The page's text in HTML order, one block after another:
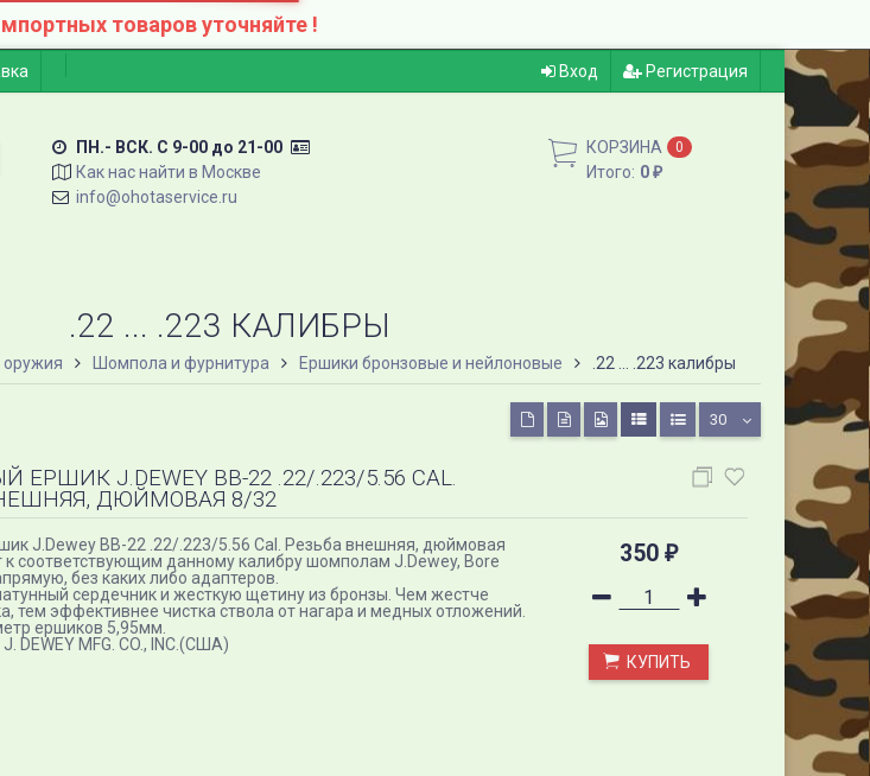
товаров уточняйте !
Вход Регистрация
ПН.- ВСК. C 9-00 до 21-00
Как нас найти в Москве
info@ohotaservice.ru
КОРЗИНА 0
Итого: 0 ₽
.22 ... .223 КАЛИБРЫ
оружия Шомпола и фурнитура Ершики бронзовые и нейлоновые .22 ... .223 калибры
30
ЕРШИК J.DEWEY BB-22 .22/.223/5.56 CAL.
ДЮЙМОВАЯ 8/32
J.Dewey BB-22 .22/.223/5.56 Cal. Резьба внешняя, дюймовая
соответствующим данному калибру шомполам J.Dewey, Bore
без каких либо адаптеров.
сердечник и жесткую щетину из бронзы. Чем жестче
тем эффективнее чистка ствола от нагара и медных отложений.
ершиков 5,95мм.
DEWEY MFG. CO., INC.(США)
350₽
КУПИТЬ